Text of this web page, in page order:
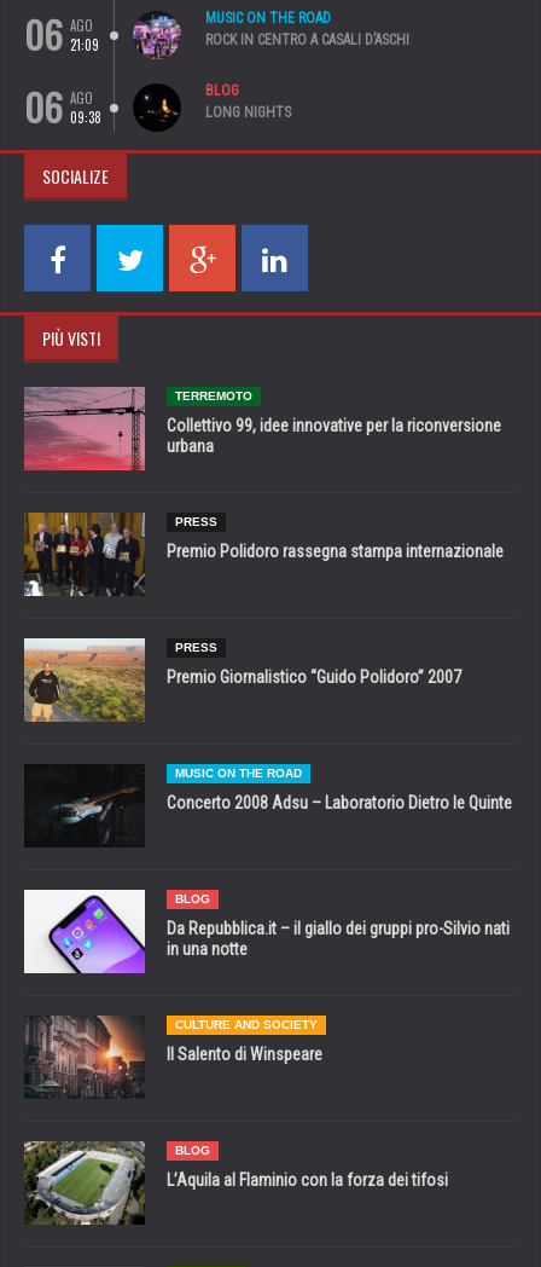
06 AGO
21:09
MUSIC ON THE ROAD
ROCK IN CENTRO A CASALI D’ASCHI
06 AGO
09:38
BLOG
LONG NIGHTS
SOCIALIZE
PIÙ VISTI
TERREMOTO
Collettivo 99, idee innovative per la riconversione
urbana
PRESS
Premio Polidoro rassegna stampa internazionale
PRESS
Premio Giornalistico “Guido Polidoro” 2007
MUSIC ON THE ROAD
Concerto 2008 Adsu – Laboratorio Dietro le Quinte
BLOG
Da Repubblica.it – il giallo dei gruppi pro-Silvio nati
in una notte
CULTURE AND SOCIETY
Il Salento di Winspeare
BLOG
L’Aquila al Flaminio con la forza dei tifosi